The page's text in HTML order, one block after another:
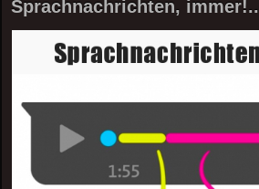
Sprachnachrichten, immer!..